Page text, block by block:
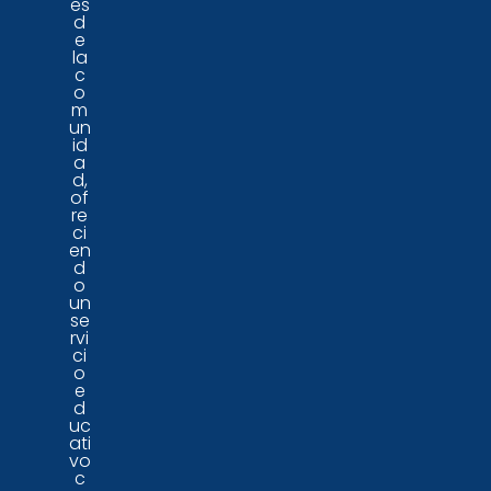
d
e
la
c
o
m
un
id
a
d,
of
re
ci
en
d
o
un
se
rvi
ci
o
e
d
uc
ati
vo
c